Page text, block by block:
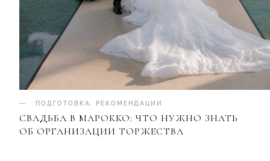
ПОДГОТОВКА РЕКОМЕНДАЦИИ
СВАДЬБА В МАРОККО: ЧТО НУЖНО ЗНАТЬ
ОБ ОРГАНИЗАЦИИ ТОРЖЕСТВА